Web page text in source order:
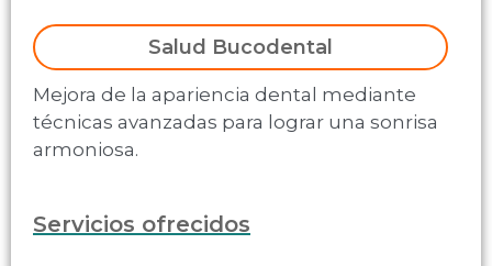
Salud Bucodental
Mejora de la apariencia dental mediante
técnicas avanzadas para lograr una sonrisa
armoniosa.
Servicios ofrecidos